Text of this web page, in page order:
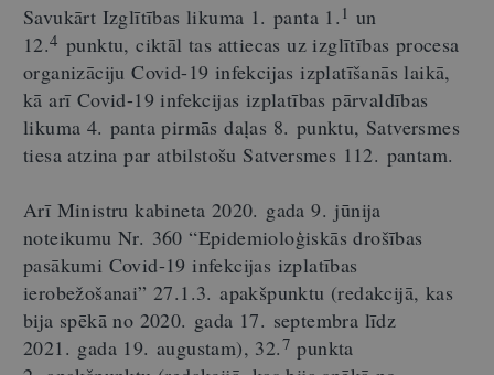
Savukārt Izglītības likuma 1. panta 1. 1 un
12.4 punktu, ciktāl tas attiecas uz izglītības procesa
organizāciju Covid-19 infekcijas izplatīšanās laikā,
kā arī Covid-19 infekcijas izplatības pārvaldības
likuma 4. panta pirmās daļas 8. punktu, Satversmes
tiesa atzina par atbilstošu Satversmes 112. pantam.
Arī Ministru kabineta 2020. gada 9. jūnija
noteikumu Nr. 360 “Epidemioloģiskās drošības
pasākumi Covid-19 infekcijas izplatības
ierobežošanai” 27.1.3. apakšpunktu (redakcijā, kas
bija spēkā no 2020. gada 17. septembra līdz
2021. gada 19. augustam), 32.7punkta